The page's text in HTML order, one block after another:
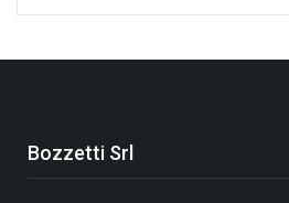
Bozzetti Srl